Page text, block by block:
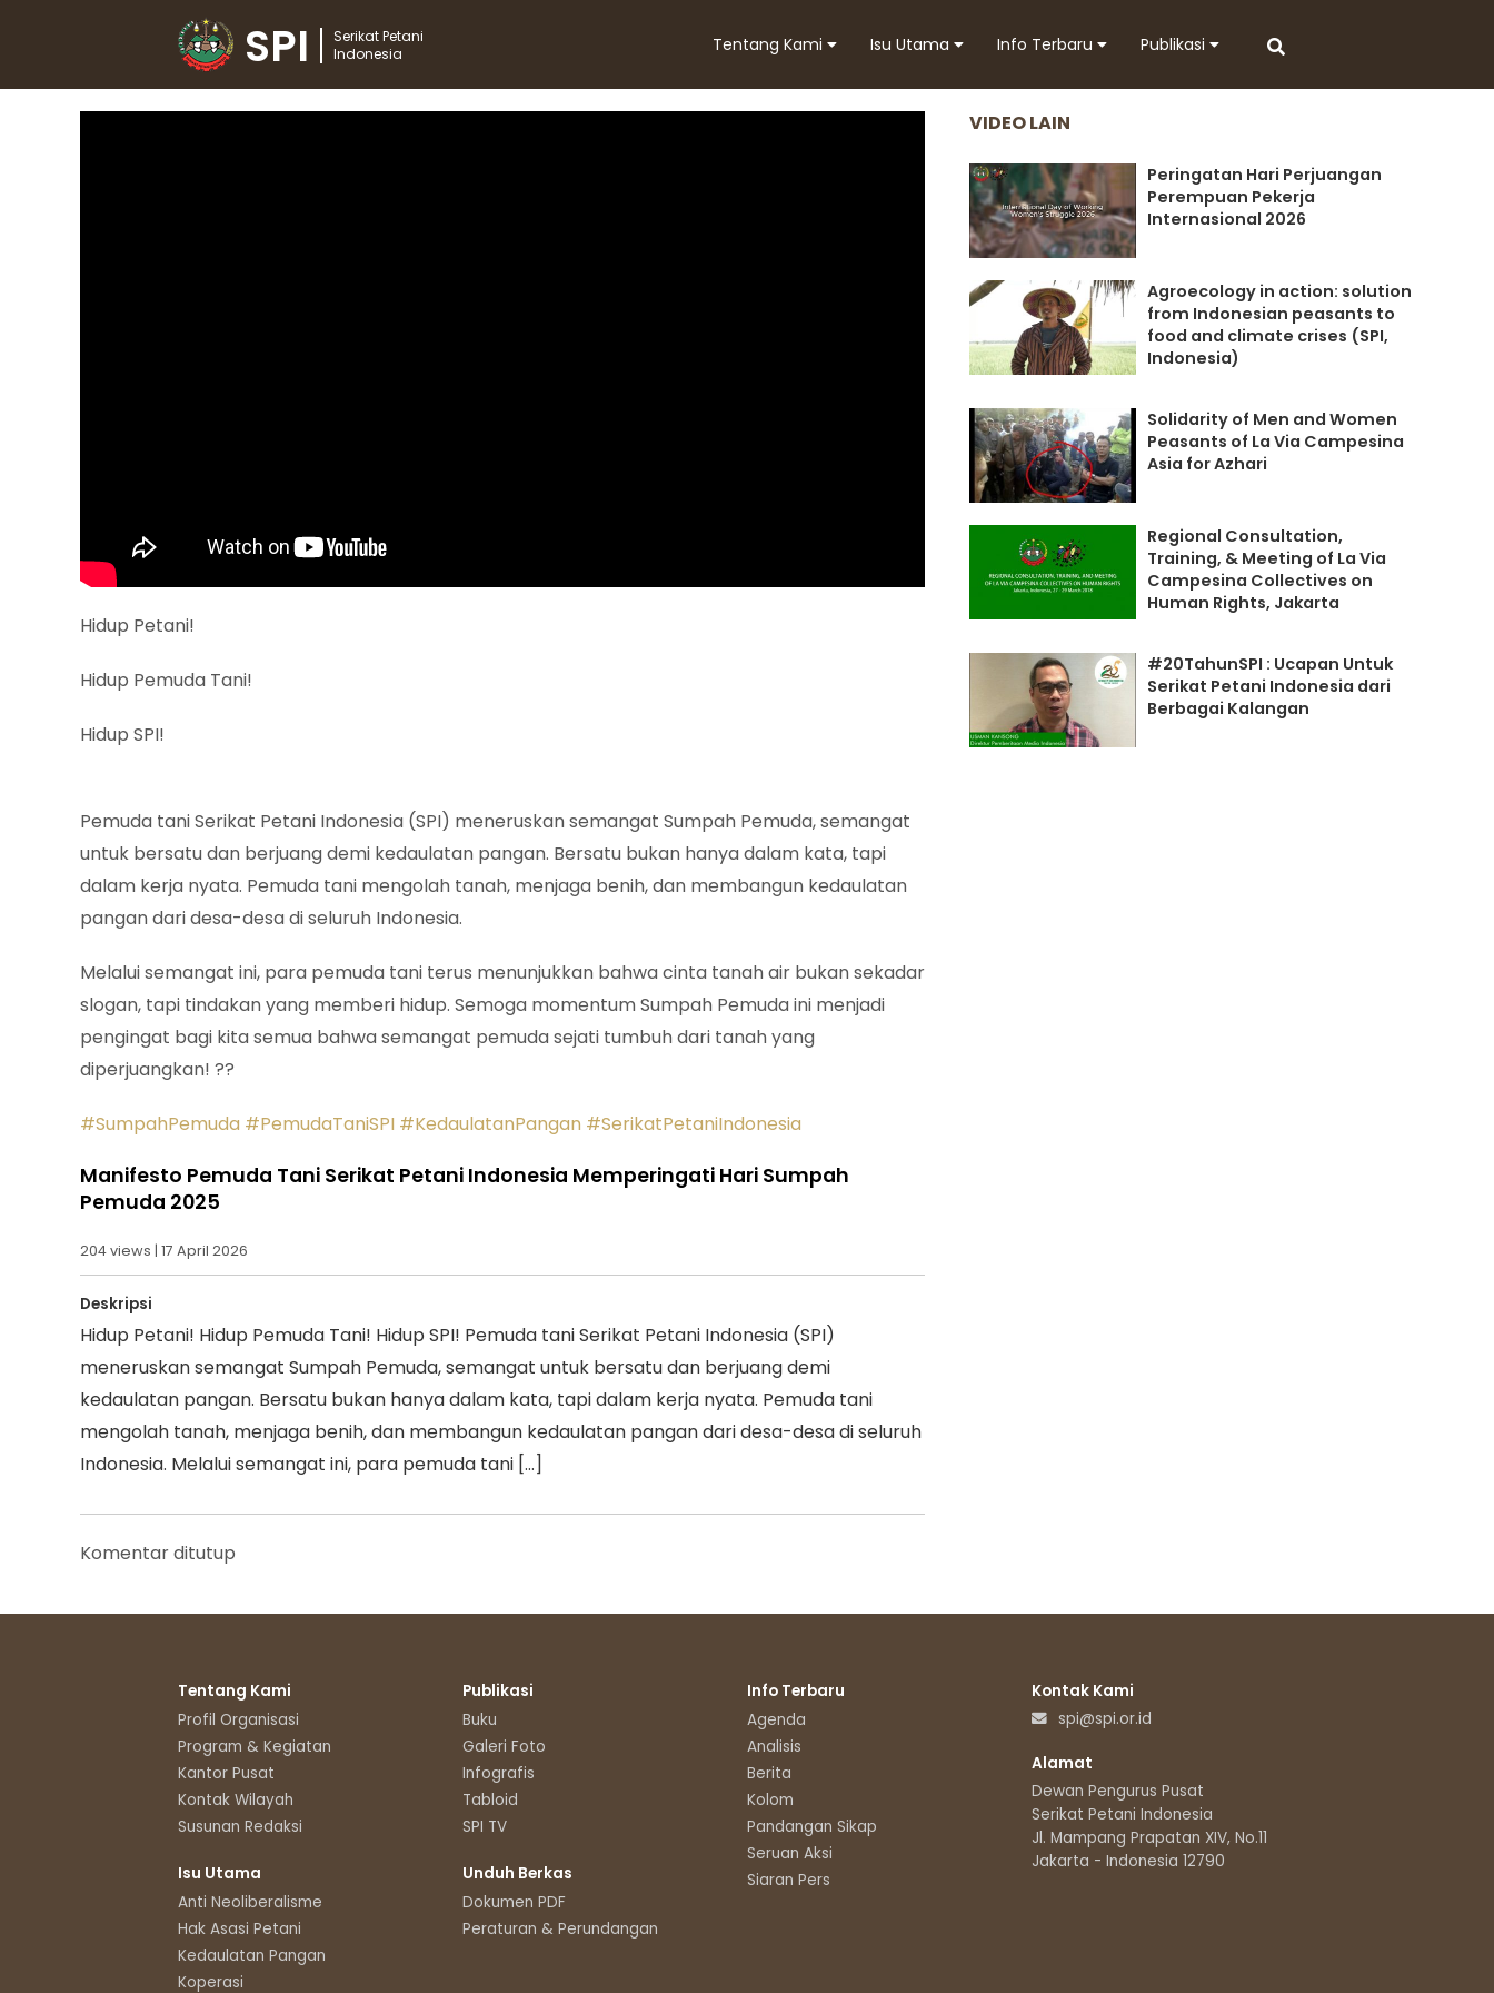
SPI
Serikat Petani
Indonesia
Tentang Kami Isu Utama Info Terbaru Publikasi
Hidup Petani!
Hidup Pemuda Tani!
Hidup SPI!
Pemuda tani Serikat Petani Indonesia (SPI) meneruskan semangat Sumpah Pemuda, semangat
untuk bersatu dan berjuang demi kedaulatan pangan. Bersatu bukan hanya dalam kata, tapi
dalam kerja nyata. Pemuda tani mengolah tanah, menjaga benih, dan membangun kedaulatan
pangan dari desa-desa di seluruh Indonesia.
Melalui semangat ini, para pemuda tani terus menunjukkan bahwa cinta tanah air bukan sekadar
slogan, tapi tindakan yang memberi hidup. Semoga momentum Sumpah Pemuda ini menjadi
pengingat bagi kita semua bahwa semangat pemuda sejati tumbuh dari tanah yang
diperjuangkan! ??
#SumpahPemuda #PemudaTaniSPI #KedaulatanPangan #SerikatPetaniIndonesia
Manifesto Pemuda Tani Serikat Petani Indonesia Memperingati Hari Sumpah
Pemuda 2025
204 views | 17 April 2026
Deskripsi
Hidup Petani! Hidup Pemuda Tani! Hidup SPI! Pemuda tani Serikat Petani Indonesia (SPI)
meneruskan semangat Sumpah Pemuda, semangat untuk bersatu dan berjuang demi
kedaulatan pangan. Bersatu bukan hanya dalam kata, tapi dalam kerja nyata. Pemuda tani
mengolah tanah, menjaga benih, dan membangun kedaulatan pangan dari desa-desa di seluruh
Indonesia. Melalui semangat ini, para pemuda tani […]
Komentar ditutup
VIDEO LAIN
Peringatan Hari Perjuangan
Perempuan Pekerja
Internasional 2026
Agroecology in action: solution
from Indonesian peasants to
food and climate crises (SPI,
Indonesia)
Solidarity of Men and Women
Peasants of La Via Campesina
Asia for Azhari
Regional Consultation,
Training, & Meeting of La Via
Campesina Collectives on
Human Rights, Jakarta
#20TahunSPI : Ucapan Untuk
Serikat Petani Indonesia dari
Berbagai Kalangan
Tentang Kami
Profil Organisasi
Program & Kegiatan
Kantor Pusat
Kontak Wilayah
Susunan Redaksi
Isu Utama
Anti Neoliberalisme
Hak Asasi Petani
Kedaulatan Pangan
Koperasi
Publikasi
Buku
Galeri Foto
Infografis
Tabloid
SPI TV
Unduh Berkas
Dokumen PDF
Peraturan & Perundangan
Info Terbaru
Agenda
Analisis
Berita
Kolom
Pandangan Sikap
Seruan Aksi
Siaran Pers
Kontak Kami
spi@spi.or.id
Alamat
Dewan Pengurus Pusat
Serikat Petani Indonesia
Jl. Mampang Prapatan XIV, No.11
Jakarta - Indonesia 12790